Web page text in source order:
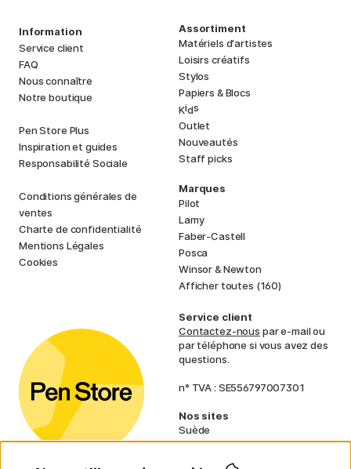
Information
Service client
FAQ
Nous connaître
Notre boutique
Pen Store Plus
Inspiration et guides
Responsabilité Sociale
Conditions générales de
ventes
Charte de confidentialité
Mentions Légales
Cookies
Assortiment
Matériels d'artistes
Loisirs créatifs
Stylos
Papiers & Blocs
Kids
Outlet
Nouveautés
Staff picks
Marques
Pilot
Lamy
Faber-Castell
Posca
Winsor & Newton
Afficher toutes (160)
Service client
Contactez-nous par e-mail ou
par téléphone si vous avez des
questions.
n° TVA : SE556797007301
Nos sites
Suède
Norvège